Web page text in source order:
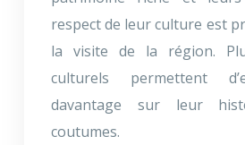
respect de leur culture est
la visite de la région.
culturels permettent
davantage sur leur
coutumes.